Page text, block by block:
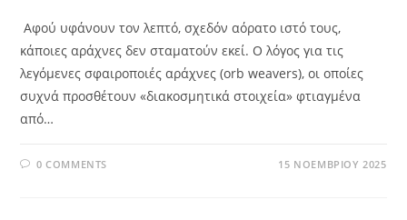
Αφού υφάνουν τον λεπτό, σχεδόν αόρατο ιστό τους,
κάποιες αράχνες δεν σταματούν εκεί. Ο λόγος για τις
λεγόμενες σφαιροποιές αράχνες (orb weavers), οι οποίες
συχνά προσθέτουν «διακοσμητικά στοιχεία» φτιαγμένα
από…
0 COMMENTS 15 ΝΟΕΜΒΡΊΟΥ 2025